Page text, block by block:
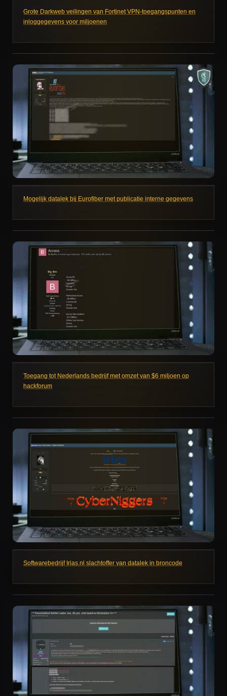
Grote Darkweb veilingen van Fortinet VPN-toegangspunten en
inloggegevens voor miljoenen
Mogelijk datalek bij Eurofiber met publicatie interne gegevens
Toegang tot Nederlands bedrijf met omzet van $6 miljoen op
hackforum
Softwarebedrijf Irias.nl slachtoffer van datalek in broncode